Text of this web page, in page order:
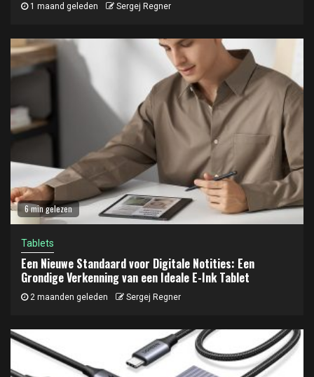
1 maand geleden Sergej Regner
6 min gelezen
Tablets
Een Nieuwe Standaard voor Digitale Notities: Een
Grondige Verkenning van een Ideale E-Ink Tablet
2 maanden geleden Sergej Regner